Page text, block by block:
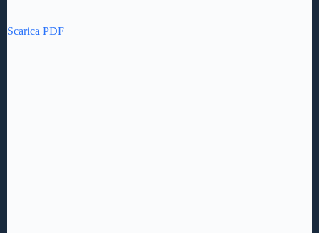
Scarica PDF